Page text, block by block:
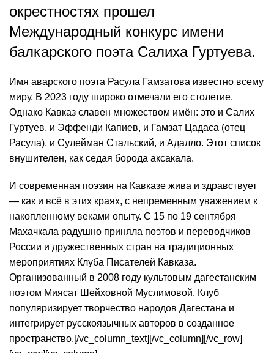
окрестностях прошел
Международный конкурс имени
балкарского поэта Салиха Гуртуева.
Имя аварского поэта Расула Гамзатова известно всему
миру. В 2023 году широко отмечали его столетие.
Однако Кавказ славен множеством имён: это и Салих
Гуртуев, и Эффенди Капиев, и Гамзат Цадаса (отец
Расула), и Сулейман Стальский, и Адалло. Этот список
внушителен, как седая борода аксакала.
И современная поэзия на Кавказе жива и здравствует
— как и всё в этих краях, с непременным уважением к
накопленному веками опыту. С 15 по 19 сентября
Махачкала радушно приняла поэтов и переводчиков
России и дружественных стран на традиционных
мероприятиях Клуба Писателей Кавказа.
Организованный в 2008 году культовым дагестанским
поэтом Миясат Шейховной Муслимовой, Клуб
популяризирует творчество народов Дагестана и
интегрирует русскоязычных авторов в созданное
пространство.[/vc_column_text][/vc_column][/vc_row]